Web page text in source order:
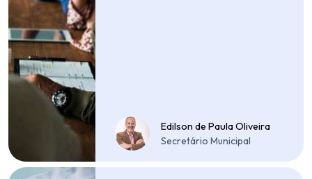
Edilson de Paula Oliveira
Secretário Municipal